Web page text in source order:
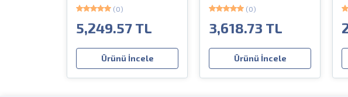
(0)
5,249.57 TL
Ürünü İncele
(0)
3,618.73 TL
Ürünü İncele